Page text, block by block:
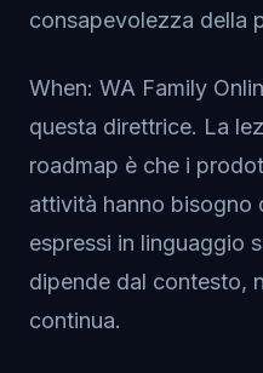
consapevolezza della
When: WA Family
questa direttrice. La
roadmap è che i
attività hanno bisogno
espressi in linguaggio
dipende dal contesto,
continua.